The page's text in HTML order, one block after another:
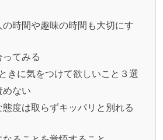
の時間や趣味の時間も大切にす
てみる
きに気をつけて欲しいこと３選
めない
度は取らずキッパリと別れる